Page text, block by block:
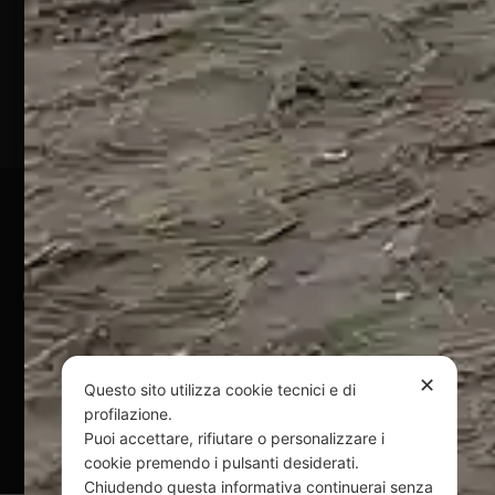
Marina
(TE)
P.Iva
01828920676
Pagamenti Sicuri
@ Copyright 2024 Webpesca è un brand Intent di Federico
Andrenacci P.Iva 01917920678
Via G. Galilei n. 2 – 64018 Tortoreto TE | REA TE-168019 |
Mail:
federicoandrenacci@pec.it
Questo sito è protetto da Google reCAPTCHA
v3,
Privacy Policy eTerms of Service
✕
Questo sito utilizza cookie tecnici e di
profilazione.
Puoi accettare, rifiutare o personalizzare i
cookie premendo i pulsanti desiderati.
Chiudendo questa informativa continuerai senza